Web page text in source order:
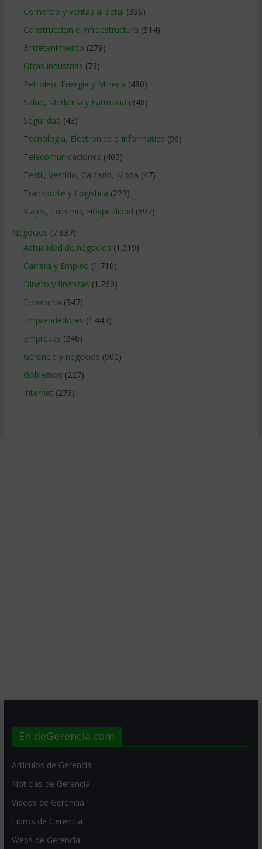
Comercio y ventas al detal (336)
Construccion e Infraestructura (314)
Entretenimiento (279)
Otras industrias (73)
Petroleo, Energia y Mineria (480)
Salud, Medicina y Farmacia (348)
Seguridad (43)
Tecnologia, Electronica e Informatica (96)
Telecomunicaciones (405)
Textil, Vestido, Calzado, Moda (47)
Transporte y Logistica (223)
Viajes, Turismo, Hospitalidad (697)
Negocios (7.837)
Actualidad de negocios (1.519)
Carrera y Empleo (1.710)
Dinero y finanzas (1.260)
Economía (947)
Emprendedores (1.443)
Empresas (246)
Gerencia y negocios (900)
Gobiernos (227)
Internet (276)
En deGerencia.com
Artículos de Gerencia
Noticias de Gerencia
Videos de Gerencia
Libros de Gerencia
Webs de Gerencia